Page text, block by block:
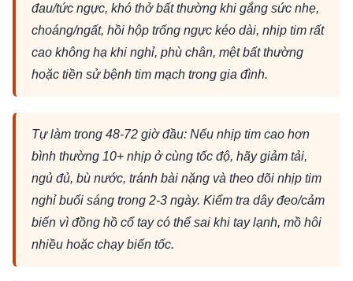
đau/tức ngực, khó thở bất thường khi gắng sức nhẹ,
choáng/ngất, hồi hộp trống ngực kéo dài, nhịp tim rất
cao không hạ khi nghỉ, phù chân, mệt bất thường
hoặc tiền sử bệnh tim mạch trong gia đình.
Tự làm trong 48-72 giờ đầu: Nếu nhịp tim cao hơn
bình thường 10+ nhịp ở cùng tốc độ, hãy giảm tải,
ngủ đủ, bù nước, tránh bài nặng và theo dõi nhịp tim
nghỉ buổi sáng trong 2-3 ngày. Kiểm tra dây đeo/cảm
biến vì đồng hồ cổ tay có thể sai khi tay lạnh, mồ hôi
nhiều hoặc chạy biến tốc.